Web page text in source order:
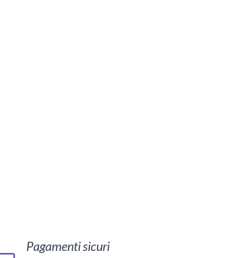
Pagamenti sicuri